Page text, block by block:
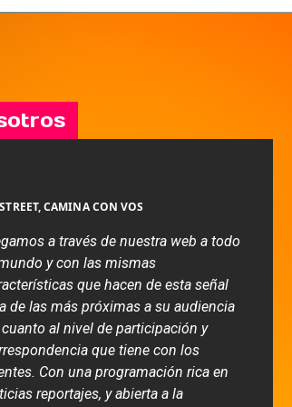
CAMINA CON VOS
a través de nuestra web a todo
y con las mismas
que hacen de esta señal
de las más próximas a su audiencia
al nivel de participación y
que tiene con los
Con una programación rica en
reportajes, y abierta a la